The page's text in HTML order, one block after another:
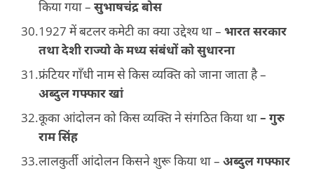
किया गया – सुभाषचंद्र बोस
1927 में बटलर कमेटी का क्या उद्देश्य था – भारत सरकार
तथा देशी राज्यो के मध्य संबंधों को सुधारना
फ्रंटियर गाँधी नाम से किस व्यक्ति को जाना जाता है –
अब्दुल गफ्फार खां
कूका आंदोलन को किस व्यक्ति ने संगठित किया था– गुरु
राम सिंह
लालकुर्ती आंदोलन किसने शुरू किया था – अब्दुल गफ्फार